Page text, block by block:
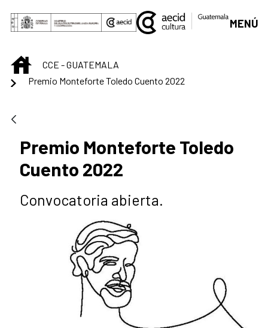
Saltar al contenido principal
MENÚ
INICIOCCE - GUATEMALA
Premio Monteforte Toledo Cuento 2022
Premio Monteforte Toledo
Cuento 2022
Convocatoria abierta.